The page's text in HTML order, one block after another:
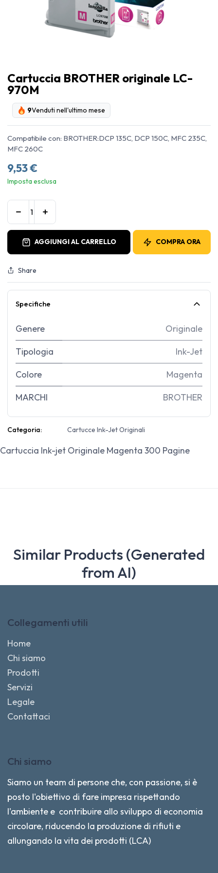
Cartuccia BROTHER originale LC-
970M
9Venduti nell'ultimo mese
Compatibile con: BROTHER:DCP 135C, DCP 150C, MFC 235C,
MFC 260C
9,53€
Imposta esclusa
AGGIUNGI AL CARRELLO COMPRA ORA
Share
Specifiche
Genere Originale
Tipologia Ink-Jet
Colore Magenta
MARCHI BROTHER
Categoria: Cartucce Ink-Jet Originali
Cartuccia Ink-jet Originale Magenta 300 Pagine
Similar Products (Generated
from AI)
Collegamenti utili
Home
Chi siamo
Prodotti
Servizi
Legale
Contattaci
Chi siamo
Siamo un team di persone che, con passione, si è
posto l'obiettivo di fare impresa rispettando
l'ambiente e contribuire allo sviluppo di economia
circolare, riducendo la produzione di rifiuti e
allungando la vita dei prodotti (LCA)